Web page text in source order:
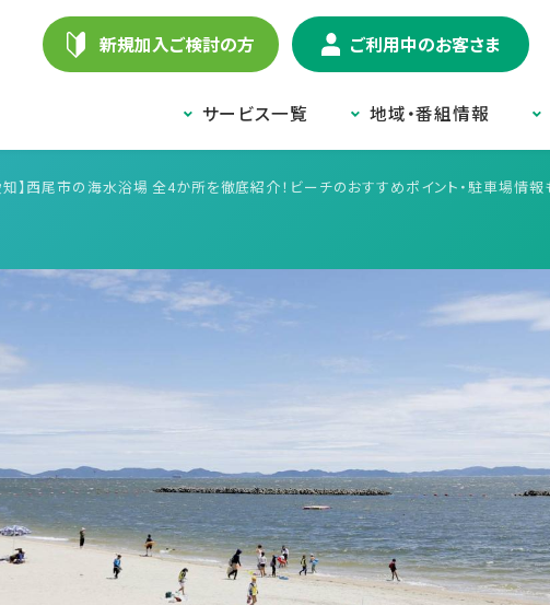
新規加入ご検討の方 ご利用中のお客さま
サービス一覧 地域・番組情報
知】西尾市の海水浴場 全4か所を徹底紹介！ビーチのおすすめポイント・駐車場情報